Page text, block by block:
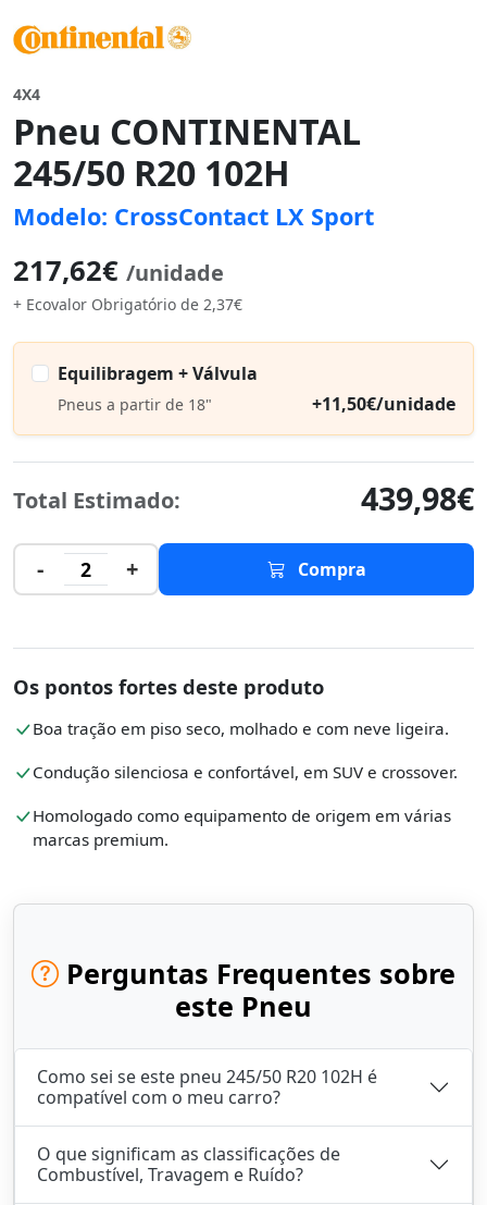
4X4
Pneu CONTINENTAL
245/50 R20 102H
Modelo: CrossContact LX Sport
217,62€ /unidade
+ Ecovalor Obrigatório de 2,37€
Equilibragem + Válvula
Pneus a partir de 18" +11,50€/unidade
Total Estimado: 439,98€
- 2 + Compra
Os pontos fortes deste produto
Boa tração em piso seco, molhado e com neve ligeira.
Condução silenciosa e confortável, em SUV e crossover.
Homologado como equipamento de origem em várias
marcas premium.
Perguntas Frequentes sobre
este Pneu
Como sei se este pneu 245/50 R20 102H é
compatível com o meu carro?
O que significam as classificações de
Combustível, Travagem e Ruído?